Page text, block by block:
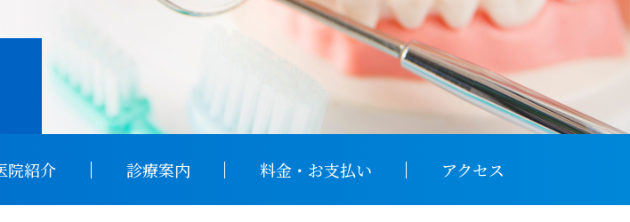
院紹介 診療案内 料金・お支払い アクセス